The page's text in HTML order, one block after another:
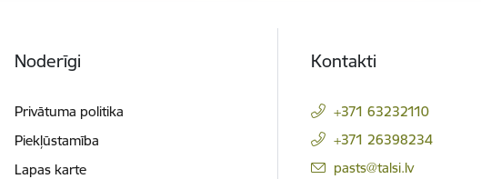
Noderīgi
Privātuma politika
Piekļūstamība
Lapas karte
Kontakti
+371 63232110
+371 26398234
E-pasts:
pasts@talsi.lv